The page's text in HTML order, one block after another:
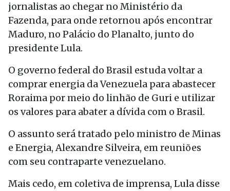
jornalistas ao chegar no Ministério da
Fazenda, para onde retornou após encontrar
Maduro, no Palácio do Planalto, junto do
presidente Lula.
O governo federal do Brasil estuda voltar a
comprar energia da Venezuela para abastecer
Roraima por meio do linhão de Guri e utilizar
os valores para abater a dívida com o Brasil.
O assunto será tratado pelo ministro de Minas
e Energia, Alexandre Silveira, em reuniões
com seu contraparte venezuelano.
Mais cedo, em coletiva de imprensa, Lula disse